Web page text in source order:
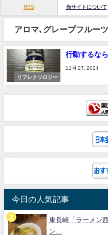
RSS 当サイトについて
アロマ､グレープフルー
リフレクソロジー
行動するな
11月 27, 2024
今日の人気記事
東長崎「ラーメン
ン...